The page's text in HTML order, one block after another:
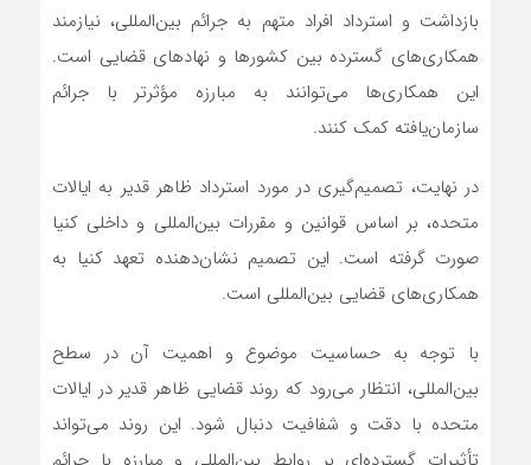
بازداشت و استرداد افراد متهم به جرائم بین‌المللی، نیازمند
همکاری‌های گسترده بین کشورها و نهادهای قضایی است.
این همکاری‌ها می‌توانند به مبارزه مؤثرتر با جرائم
سازمان‌یافته کمک کنند.
در نهایت، تصمیم‌گیری در مورد استرداد ظاهر قدیر به ایالات
متحده، بر اساس قوانین و مقررات بین‌المللی و داخلی کنیا
صورت گرفته است. این تصمیم نشان‌دهنده تعهد کنیا به
همکاری‌های قضایی بین‌المللی است.
با توجه به حساسیت موضوع و اهمیت آن در سطح
بین‌المللی، انتظار می‌رود که روند قضایی ظاهر قدیر در ایالات
متحده با دقت و شفافیت دنبال شود. این روند می‌تواند